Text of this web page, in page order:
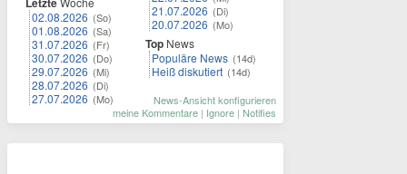
02.08.2026 (So)
01.08.2026 (Sa)
31.07.2026 (Fr)
30.07.2026 (Do)
29.07.2026 (Mi)
28.07.2026 (Di)
27.07.2026 (Mo)
21.07.2026 (Di)
20.07.2026 (Mo)
Top News
Populäre News (14d)
Heiß diskutiert (14d)
News-Ansicht konfigurieren
meine Kommentare | Ignore | Notifies